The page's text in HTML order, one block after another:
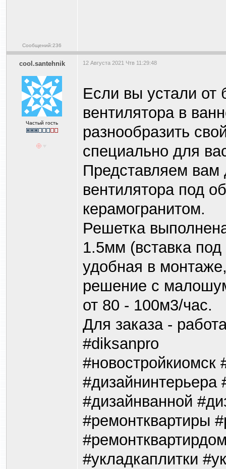
Сообщений:236
cool.santehnik
Частый гость
12 Августа 2021 Чтв 11:29:48
Если вы устали от
вентилятора в
разнообразить
специально для
Представляем вам
вентилятора под
керамогранитом.
Решетка
1.5мм (вставка
удобная в
решение с
от 80 - 100м3/час.
Для заказа -
#diksanpro
#дизайнинтерьера
#дизайнванной
#ремонтквартиры
#укладкаплитки